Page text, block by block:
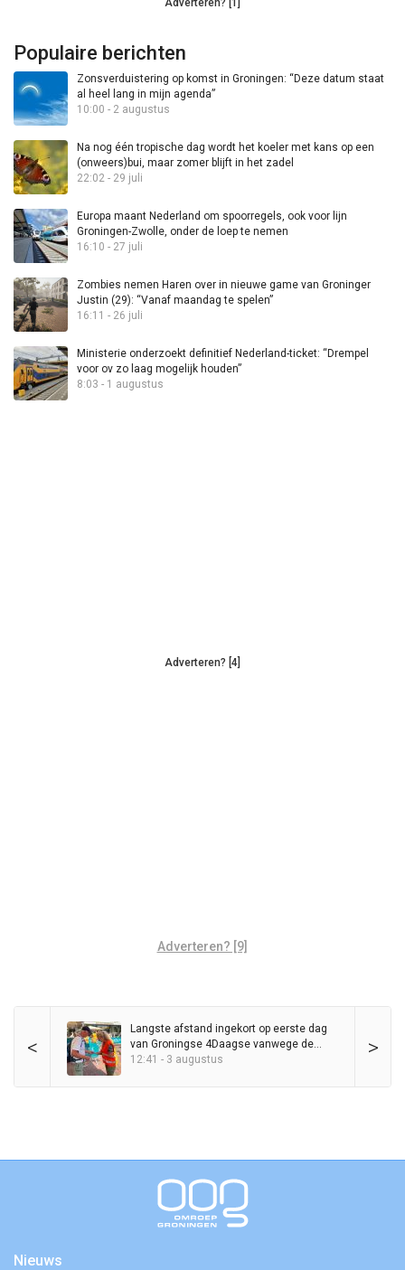
Populaire berichten
Zonsverduistering op komst in Groningen: “Deze datum staat
al heel lang in mijn agenda”
10:00 - 2 augustus
Na nog één tropische dag wordt het koeler met kans op een
(onweers)bui, maar zomer blijft in het zadel
22:02 - 29 juli
Europa maant Nederland om spoorregels, ook voor lijn
Groningen-Zwolle, onder de loep te nemen
16:10 - 27 juli
Zombies nemen Haren over in nieuwe game van Groninger
Justin (29): “Vanaf maandag te spelen”
16:11 - 26 juli
Ministerie onderzoekt definitief Nederland-ticket: “Drempel
voor ov zo laag mogelijk houden”
8:03 - 1 augustus
Adverteren? [4]
Adverteren? [9]
< >
Langste afstand ingekort op eerste dag
van Groningse 4Daagse vanwege de
warmte
12:41 - 3 augustus
Nieuws